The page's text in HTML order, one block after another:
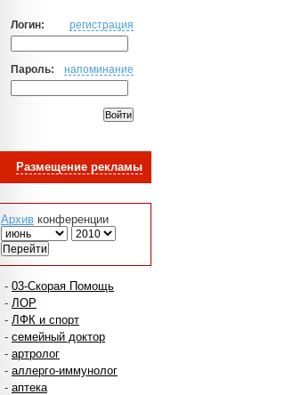
Логин: регистрация
Пароль: напоминание
Размещение рекламы
Архив конференции
- 03-Скорая Помощь
- ЛОР
- ЛФК и спорт
- семейный доктор
- артролог
- аллерго-иммунолог
- аптека